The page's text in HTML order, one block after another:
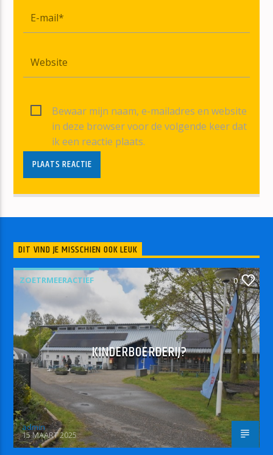
Bewaar mijn naam, e-mailadres en website
in deze browser voor de volgende keer dat
ik een reactie plaats.
DIT VIND JE MISSCHIEN OOK LEUK
ZOETRMEERACTIEF 0
KINDERBOERDERIJ?
admin
15 MAART 2025